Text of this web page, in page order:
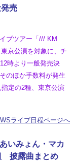
売
ブツアー「/// KM
京公演を対象に、チ
時より一般発売決
のほか手数料が発生
定の2種、東京公演
ライブ日程ページへ
いみょん・マカ
披露曲まとめ